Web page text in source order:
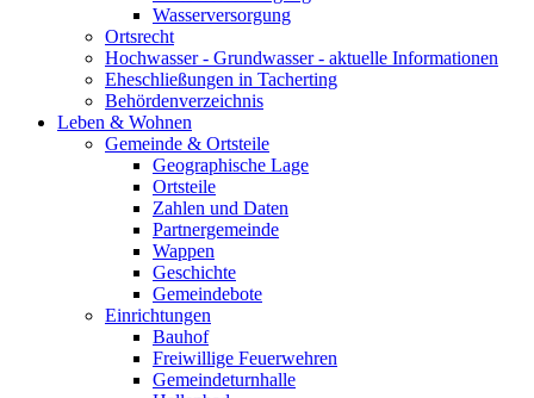
Wasserversorgung
Ortsrecht
Hochwasser - Grundwasser - aktuelle Informationen
Eheschließungen in Tacherting
Behördenverzeichnis
Leben & Wohnen
Gemeinde & Ortsteile
Geographische Lage
Ortsteile
Zahlen und Daten
Partnergemeinde
Wappen
Geschichte
Gemeindebote
Einrichtungen
Bauhof
Freiwillige Feuerwehren
Gemeindeturnhalle